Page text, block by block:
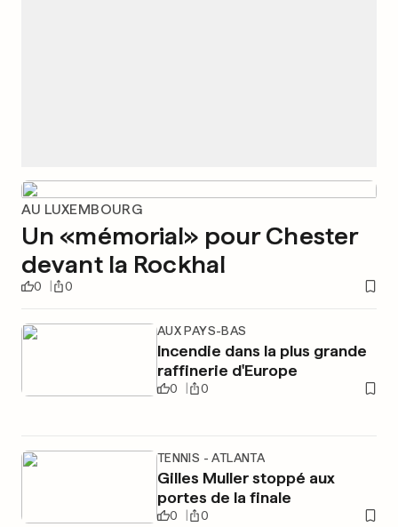
AU LUXEMBOURG
Un «mémorial» pour Chester
devant la Rockhal
0 0
AUX PAYS-BAS
Incendie dans la plus grande
raffinerie d'Europe
0 0
TENNIS - ATLANTA
Gilles Muller stoppé aux
portes de la finale
0 0